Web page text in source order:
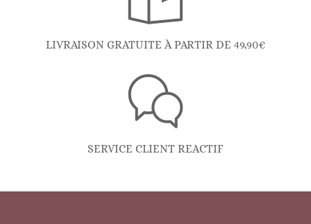
LIVRAISON GRATUITE À PARTIR DE 49,90€
SERVICE CLIENT REACTIF